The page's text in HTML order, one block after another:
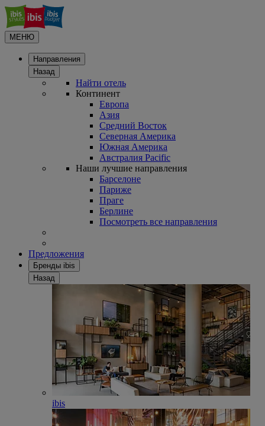
МЕНЮ
Направления
Назад
Найти отель
Континент
Европа
Азия
Средний Восток
Северная Америка
Южная Америка
Австралия Pacific
Наши лучшие направления
Барселоне
Париже
Праге
Берлине
Посмотреть все направления
Предложения
Бренды ibis
Назад
ibis